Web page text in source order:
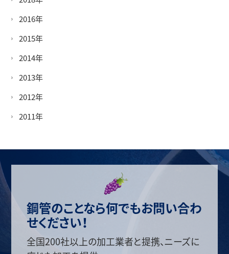
2016年
2015年
2014年
2013年
2012年
2011年
鋼管のことなら何でもお問い合わ
せください！
全国200社以上の加工業者と提携、ニーズに